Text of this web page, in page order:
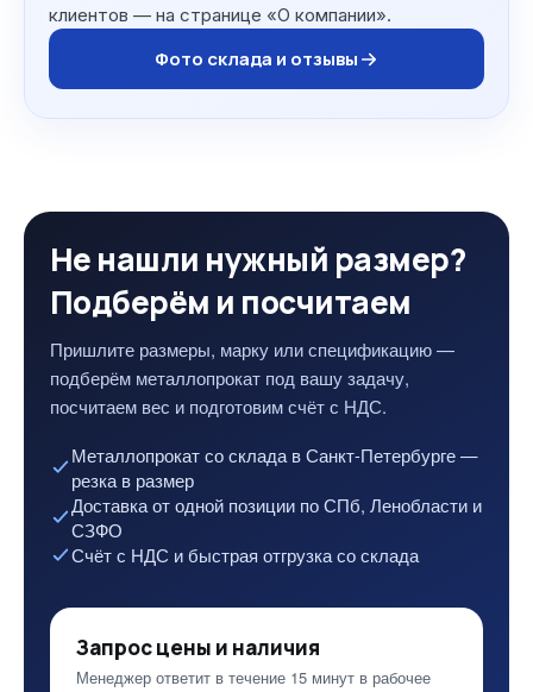
клиентов — на странице «О компании».
Фото склада и отзывы
Не нашли нужный размер?
Подберём и посчитаем
Пришлите размеры, марку или спецификацию —
подберём металлопрокат под вашу задачу,
посчитаем вес и подготовим счёт с НДС.
Металлопрокат со склада в Санкт-Петербурге —
резка в размер
Доставка от одной позиции по СПб, Ленобласти и
СЗФО
Счёт с НДС и быстрая отгрузка со склада
Запрос цены и наличия
Менеджер ответит в течение 15 минут в рабочее